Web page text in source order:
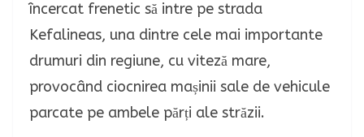
încercat frenetic să intre pe strada
Kefalineas, una dintre cele mai importante
drumuri din regiune, cu viteză mare,
provocând ciocnirea mașinii sale de vehicule
parcate pe ambele părți ale străzii.